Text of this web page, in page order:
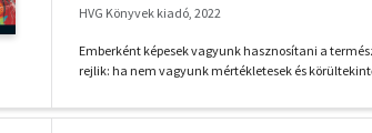
HVG Könyvek kiadó, 2022
Emberként képesek vagyunk hasznosítani a
rejlik: ha nem vagyunk mértékletesek és